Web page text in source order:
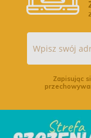
Zapisując